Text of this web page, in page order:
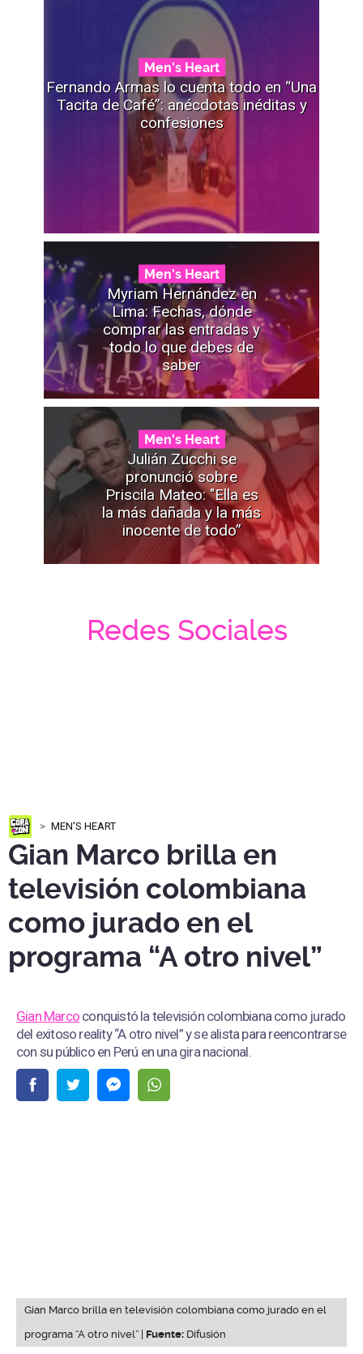
Men's Heart
Fernando Armas lo cuenta todo en “Una
Tacita de Café”: anécdotas inéditas y
confesiones
Men's Heart
Myriam Hernández en
Lima: Fechas, dónde
comprar las entradas y
todo lo que debes de
saber
Men's Heart
Julián Zucchi se
pronunció sobre
Priscila Mateo: "Ella es
la más dañada y la más
inocente de todo”
Redes Sociales
MEN'S HEART
Gian Marco brilla en
televisión colombiana
como jurado en el
programa “A otro nivel”
Gian Marco conquistó la televisión colombiana como jurado
del exitoso reality “A otro nivel” y se alista para reencontrarse
con su público en Perú en una gira nacional.
Gian Marco brilla en televisión colombiana como jurado en el
programa “A otro nivel” | Fuente: Difusión